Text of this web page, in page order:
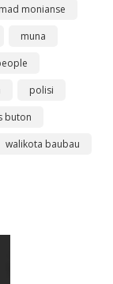
monianse
muna
polisi
buton
walikota baubau